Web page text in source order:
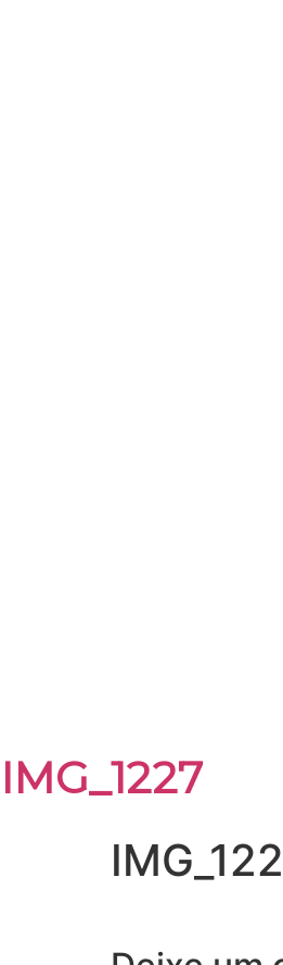
IMG_1227